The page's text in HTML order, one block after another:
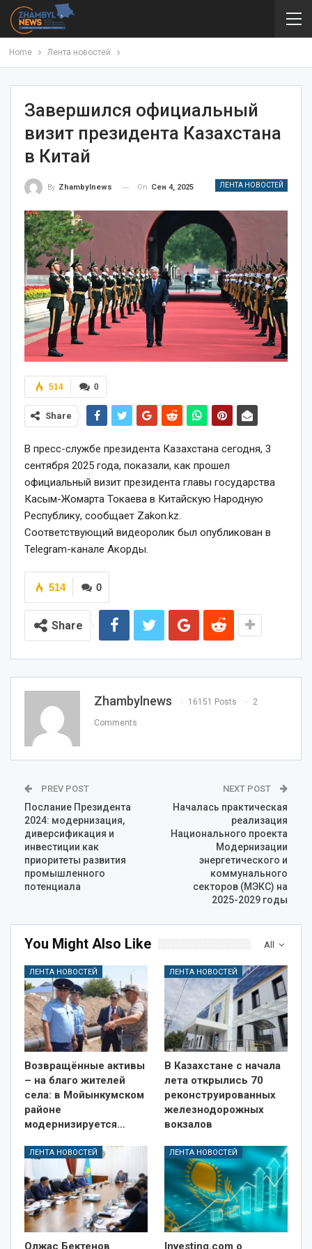
Home Лента новостей
Завершился официальный
визит президента Казахстана
в Китай
ЛЕНТА НОВОСТЕЙ
By Zhambylnews On Сен 4, 2025
0
514
Share
В пресс-службе президента Казахстана сегодня, 3
сентября 2025 года, показали, как прошел
официальный визит президента главы государства
Касым-Жомарта Токаева в Китайскую Народную
Республику, сообщает Zakon.kz.
Соответствующий видеоролик был опубликован в
Telegram-канале Акорды.
0
514
Share
Zhambylnews 16151 Posts 2
Comments
PREV POST
Послание Президента
2024: модернизация,
диверсификация и
инвестиции как
приоритеты развития
промышленного
потенциала
NEXT POST
Началась практическая
реализация
Национального проекта
Модернизации
энергетического и
коммунального
секторов (МЭКС) на
2025-2029 годы
All
You Might Also Like
ЛЕНТА НОВОСТЕЙ
Возвращённые активы
– на благо жителей
села: в Мойынкумском
районе
модернизируется…
ЛЕНТА НОВОСТЕЙ
В Казахстане с начала
лета открылись 70
реконструированных
железнодорожных
вокзалов
ЛЕНТА НОВОСТЕЙ
Олжас Бектенов
ЛЕНТА НОВОСТЕЙ
Investing.com о